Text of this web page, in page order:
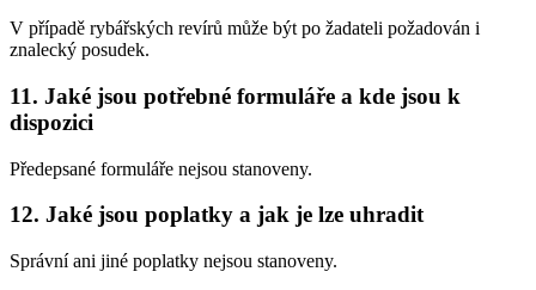
V případě rybářských revírů může být po žadateli požadován i
znalecký posudek.
11. Jaké jsou potřebné formuláře a kde jsou k
dispozici
Předepsané formuláře nejsou stanoveny.
12. Jaké jsou poplatky a jak je lze uhradit
Správní ani jiné poplatky nejsou stanoveny.